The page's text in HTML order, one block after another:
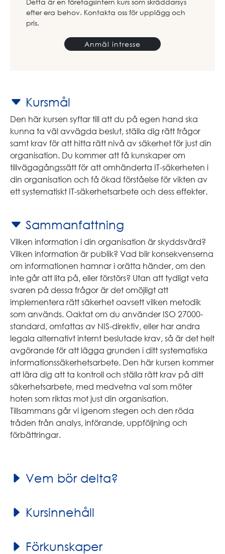
efter era behov. Kontakta oss för upplägg och
pris.
Anmäl intresse
Kursmål
Den här kursen syftar till att du på egen hand ska
kunna ta väl avvägda beslut, ställa dig rätt frågor
samt krav för att hitta rätt nivå av säkerhet för just din
organisation. Du kommer att få kunskaper om
tillvägagångssätt för att omhänderta IT-säkerheten i
din organisation och få ökad förståelse för vikten av
ett systematiskt IT-säkerhetsarbete och dess effekter.
Sammanfattning
Vilken information i din organisation är skyddsvärd?
Vilken information är publik? Vad blir konsekvenserna
om informationen hamnar i orätta händer, om den
inte går att lita på, eller förstörs? Utan att tydligt veta
svaren på dessa frågor är det omöjligt att
implementera rätt säkerhet oavsett vilken metodik
som används. Oaktat om du använder ISO 27000-
standard, omfattas av NIS-direktiv, eller har andra
legala alternativt internt beslutade krav, så är det helt
avgörande för att lägga grunden i ditt systematiska
informationssäkerhetsarbete. Den här kursen kommer
att lära dig att ta kontroll och ställa rätt krav på ditt
säkerhetsarbete, med medvetna val som möter
hoten som riktas mot just din organisation.
Tillsammans går vi igenom stegen och den röda
tråden från analys, införande, uppföljning och
förbättringar.
Vem bör delta?
Kursinnehåll
Förkunskaper